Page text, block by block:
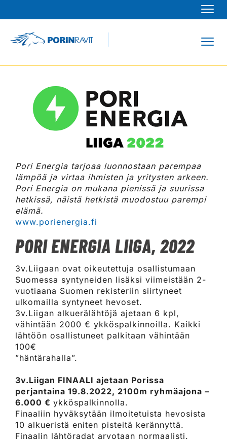
Pori Energia tarjoaa luonnostaan parempaa
lämpöä ja virtaa ihmisten ja yritysten arkeen.
Pori Energia on mukana pienissä ja suurissa
hetkissä, näistä hetkistä muodostuu parempi
elämä.
www.porienergia.fi
PORI ENERGIA LIIGA, 2022
3v.Liigaan ovat oikeutettuja osallistumaan
Suomessa syntyneiden lisäksi viimeistään 2-
vuotiaana Suomen rekisteriin siirtyneet
ulkomailla syntyneet hevoset.
3v.Liigan alkuerälähtöjä ajetaan 6 kpl,
vähintään 2000 € ykköspalkinnoilla. Kaikki
lähtöön osallistuneet palkitaan vähintään
100€
”häntärahalla”.
3v.Liigan FINAALI ajetaan Porissa
perjantaina 19.8.2022, 2100m ryhmäajona –
6.000 € ykköspalkinnolla.
Finaaliin hyväksytään ilmoitetuista hevosista
10 alkueristä eniten pisteitä kerännyttä.
Finaalin lähtöradat arvotaan normaalisti.